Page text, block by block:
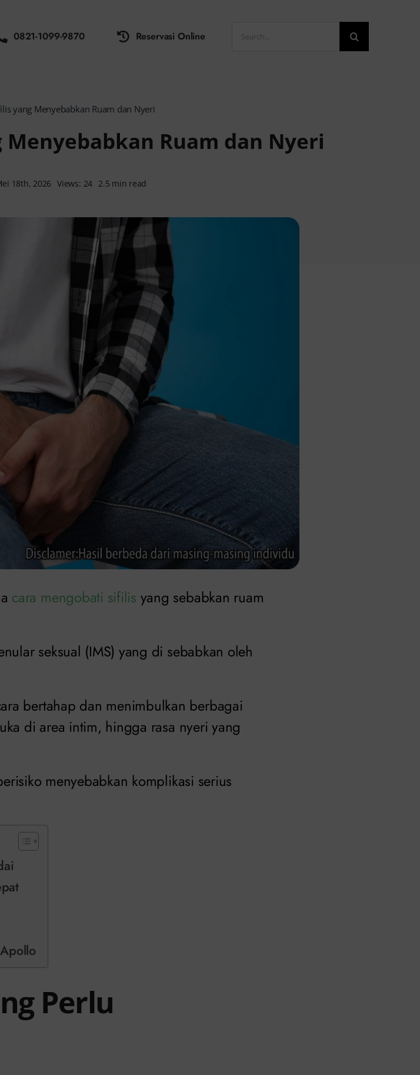
0821-1099-9870 Reservasi Online
for:
yang Menyebabkan Ruam dan Nyeri
Ruam dan Nyeri
18th, 2026 Views: 24 2.5 min read
cara mengobati sifilis yang sebabkan ruam
seksual (IMS) yang di sebabkan oleh
bertahap dan menimbulkan berbagai
di area intim, hingga rasa nyeri yang
menyebabkan komplikasi serius
Perlu